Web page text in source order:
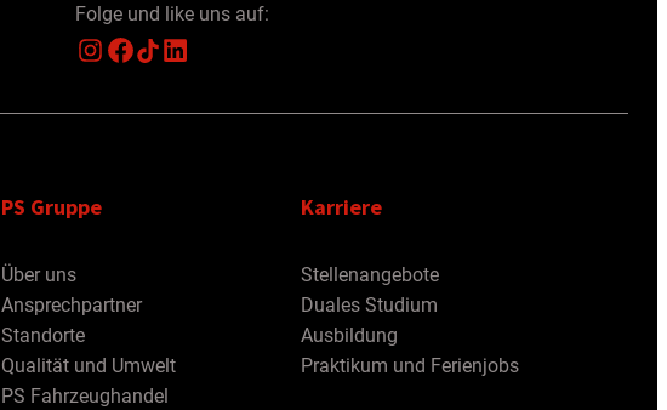
Folge und like uns auf:
Instagram
Facebook TikTok LinkedIn
PS Gruppe
Über uns
Ansprechpartner
Standorte
Qualität und Umwelt
PS Fahrzeughandel
Karriere
Stellenangebote
Duales Studium
Ausbildung
Praktikum und Ferienjobs